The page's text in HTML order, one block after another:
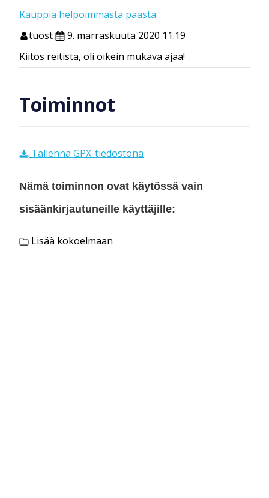
Kauppia helpoimmasta päästä
tuost
9. marraskuuta 2020 11.19
Kiitos reitistä, oli oikein mukava ajaa!
Toiminnot
Tallenna GPX-tiedostona
Nämä toiminnon ovat käytössä vain
sisäänkirjautuneille käyttäjille:
Lisää kokoelmaan